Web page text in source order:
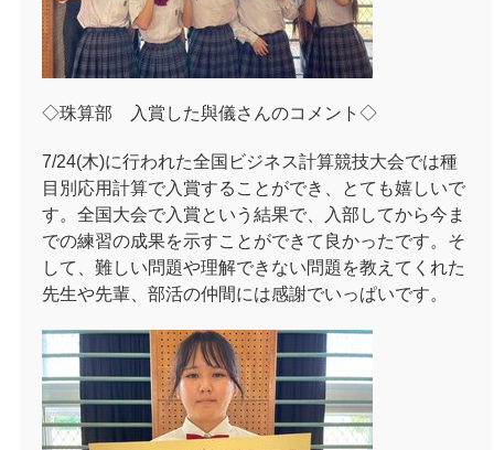
◇珠算部 入賞した與儀さんのコメント◇
7/24(木)に行われた全国ビジネス計算競技大会では種
目別応用計算で入賞することができ、とても嬉しいで
す。全国大会で入賞という結果で、入部してから今ま
での練習の成果を示すことができて良かったです。そ
して、難しい問題や理解できない問題を教えてくれた
先生や先輩、部活の仲間には感謝でいっぱいです。